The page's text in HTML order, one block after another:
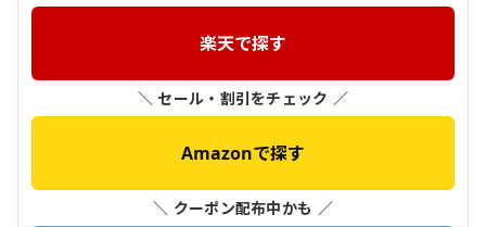
楽天で探す
＼ セール・割引をチェック ／
Amazonで探す
＼ クーポン配布中かも ／